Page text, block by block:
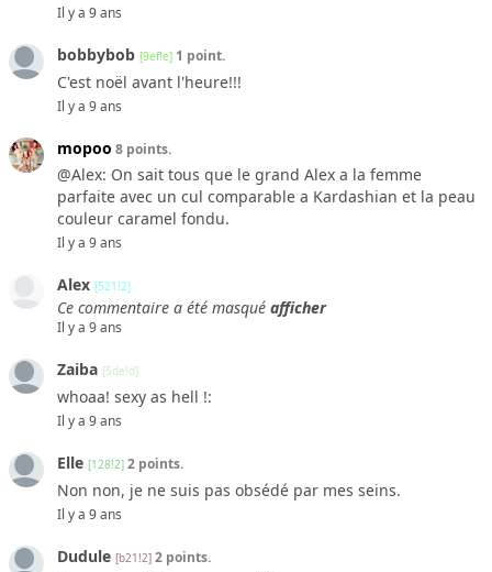
Il y a 9 ans
bobbybob [9ef!e] 1 point.
C'est noël avant l'heure!!!
Il y a 9 ans
mopoo 8 points.
@Alex: On sait tous que le grand Alex a la femme
parfaite avec un cul comparable a Kardashian et la peau
couleur caramel fondu.
Il y a 9 ans
Alex [521!2]
Ce commentaire a été masqué afficher
Il y a 9 ans
Zaiba [5de!d]
whoaa! sexy as hell !:
Il y a 9 ans
Elle [128!2] 2 points.
Non non, je ne suis pas obsédé par mes seins.
Il y a 9 ans
Dudule [b21!2] 2 points.